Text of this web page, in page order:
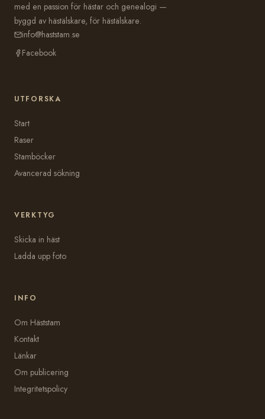
med en passion för hästar och genealogi —
byggd av hästälskare, för hästälskare.
info@haststam.se
Facebook
UTFORSKA
Start
Raser
Stamböcker
Avancerad sökning
VERKTYG
Skicka in häst
Ladda upp foto
INFO
Om Häststam
Kontakt
Länkar
Om publicering
Integritetspolicy